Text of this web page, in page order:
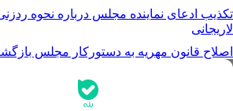
تکذیب ادعای نماینده مجلس درباره نحوه
لاریجانی
اصلاح قانون مهریه به دستورکار مجلس
جدیدترین قیمت‌ها